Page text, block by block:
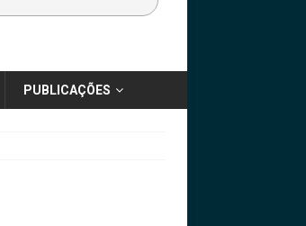
PUBLICAÇÕES